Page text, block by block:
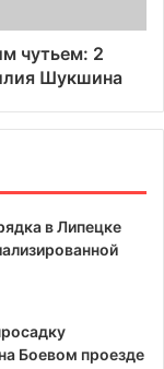
чутьем: 2
Шукшина
в Липецке
Боевом проезде